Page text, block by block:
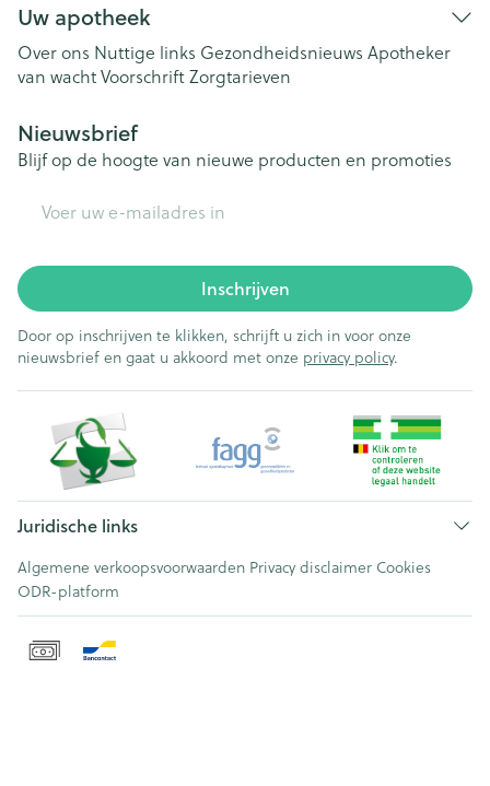
Uw apotheek
Over ons Nuttige links Gezondheidsnieuws Apotheker
van wachtVoorschriftZorgtarieven
Nieuwsbrief
Blijf op de hoogte van nieuwe producten en promoties
Inschrijven
Door op inschrijven te klikken, schrijft u zich in voor onze
nieuwsbrief en gaat u akkoord met onze privacy policy.
Juridische links
Algemene verkoopsvoorwaarden Privacy disclaimer Cookies
ODR-platform